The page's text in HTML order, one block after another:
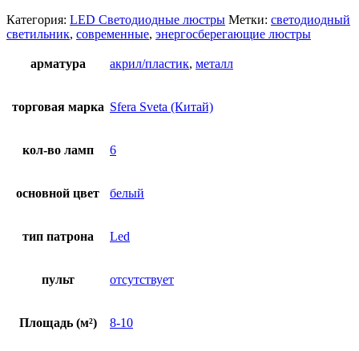
Категория: LED Светодиодные люстры Метки: светодиодный
светильник, современные, энергосберегающие люстры
арматура акрил/пластик, металл
торговая марка Sfera Sveta (Китай)
кол-во ламп 6
основной цвет белый
тип патрона Led
пульт отсутствует
Площадь (м²) 8-10